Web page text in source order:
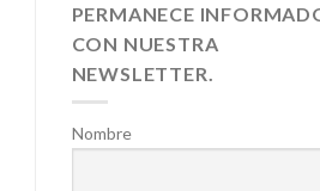
PERMANECE
CON NUESTRA
NEWSLETTER.
Nombre